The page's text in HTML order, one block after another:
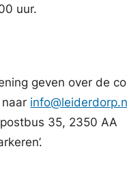
uur.
geven over de
35, 2350 AA